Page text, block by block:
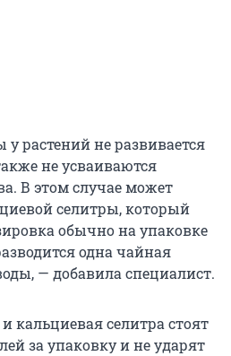
растений не развивается
не усваиваются
В этом случае может
селитры, который
обычно на упаковке
одна чайная
— добавила специалист.
кальциевая селитра стоят
за упаковку и не ударят